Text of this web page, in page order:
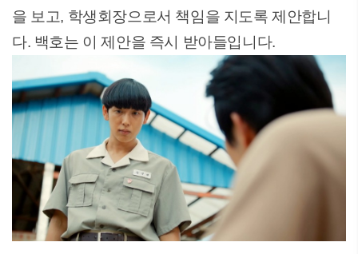
을 보고, 학생회장으로서 책임을 지도록 제안합니
다. 백호는 이 제안을 즉시 받아들입니다.